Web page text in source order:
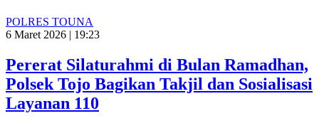
POLRES TOUNA
6 Maret 2026 | 19:23
Pererat Silaturahmi di Bulan Ramadhan,
Polsek Tojo Bagikan Takjil dan Sosialisasi
Layanan 110